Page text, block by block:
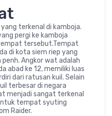
terkenal di kamboja.
pergi ke kamboja
tersebut.Tempat
di kota siem riep yang
Angkor wat adalah
abad ke 12, memiliki luas
dari ratusan kuil. Selain
terbesar di negara
menjadi sangat terkenal
tempat syuting
Raider.